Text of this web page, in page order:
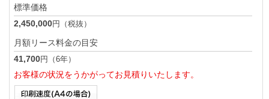
標準価格
2,450,000円（税抜）
月額リース料金の目安
41,700円（6年）
お客様の状況をうかがってお見積りいたします。